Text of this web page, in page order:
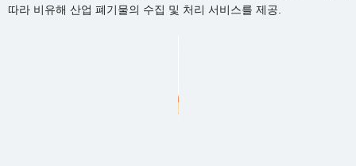
따라 비유해 산업 폐기물의 수집 및 처리 서비스를 제공.